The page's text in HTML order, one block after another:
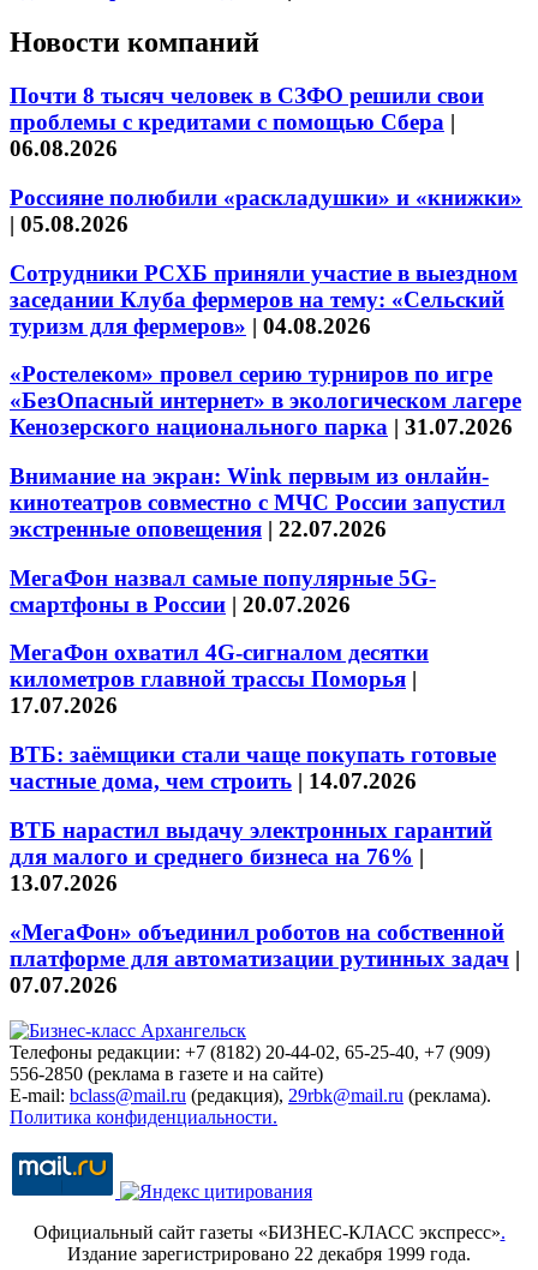
Новости компаний
Почти 8 тысяч человек в СЗФО решили свои
проблемы с кредитами с помощью Сбера |
06.08.2026
Россияне полюбили «раскладушки» и «книжки»
| 05.08.2026
Сотрудники РСХБ приняли участие в выездном
заседании Клуба фермеров на тему: «Сельский
туризм для фермеров» | 04.08.2026
«Ростелеком» провел серию турниров по игре
«БезОпасный интернет» в экологическом лагере
Кенозерского национального парка | 31.07.2026
Внимание на экран: Wink первым из онлайн-
кинотеатров совместно с МЧС России запустил
экстренные оповещения | 22.07.2026
МегаФон назвал самые популярные 5G-
смартфоны в России | 20.07.2026
МегаФон охватил 4G-сигналом десятки
километров главной трассы Поморья |
17.07.2026
ВТБ: заёмщики стали чаще покупать готовые
частные дома, чем строить | 14.07.2026
ВТБ нарастил выдачу электронных гарантий
для малого и среднего бизнеса на 76% |
13.07.2026
«МегаФон» объединил роботов на собственной
платформе для автоматизации рутинных задач |
07.07.2026
Телефоны редакции: +7 (8182) 20-44-02, 65-25-40, +7 (909)
556-2850 (реклама в газете и на сайте)
E-mail: bclass@mail.ru (редакция), 29rbk@mail.ru (реклама).
Политика конфиденциальности.
Официальный сайт газеты «БИЗНЕС-КЛАСС экспресс».
Издание зарегистрировано 22 декабря 1999 года.